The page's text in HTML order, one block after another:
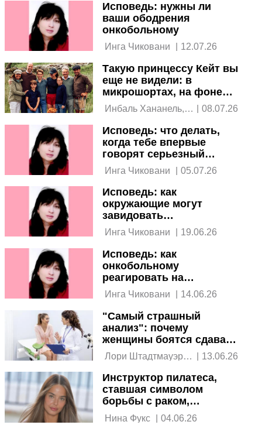
Исповедь: нужны ли
ваши ободрения
онкобольному
12.07.26
Такую принцессу Кейт вы
еще не видели: в
микрошортах, на фоне
семьи
Инбаль Хананель,
| 08.07.26
Исповедь: что делать,
когда тебе впервые
говорят серьезный
диагноз
| 05.07.26
Исповедь: как
окружающие могут
завидовать
онкобольному 19.06.26
Исповедь: как
онкобольному
реагировать на
бестактность
окружающих
| 14.06.26
"Самый страшный
анализ": почему
женщины боятся сдавать
ПАП-тест и зачем он
нужен
Лори Штадтмауэр,
| 13.06.26
Инструктор пилатеса,
ставшая символом
борьбы с раком,
скончалась в возрасте 29
Нина Фукс | 04.06.26